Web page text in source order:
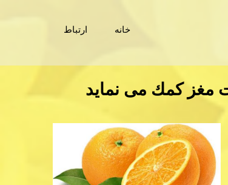
خانه ارتباط
مغز كمك می نماید